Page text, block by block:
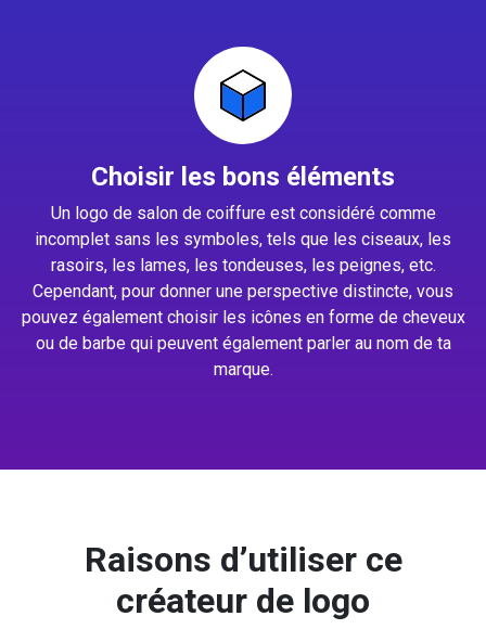
Choisir les bons éléments
Un logo de salon de coiffure est considéré comme
incomplet sans les symboles, tels que les ciseaux, les
rasoirs, les lames, les tondeuses, les peignes, etc.
Cependant, pour donner une perspective distincte, vous
pouvez également choisir les icônes en forme de cheveux
ou de barbe qui peuvent également parler au nom de ta
marque.
Raisons d’utiliser ce
créateur de logo